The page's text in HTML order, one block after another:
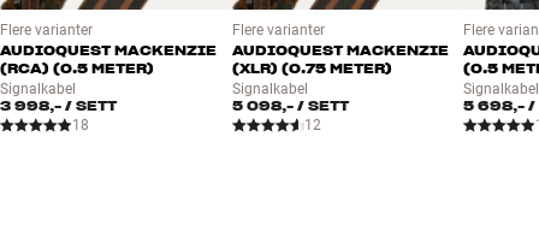
Utgangseffekt 8 ohm : 2 x 200 watt
Front i aluminium med display
100% separat analog effektdel med 20 x 15A/200W high speed
transistorer
Flere varianter
AUDIOQUEST MACKENZIE
(RCA) (0.5 METER)
Signalkabel
3 998,- / SETT
18
Flere varianter
AUDIOQUEST MACKENZIE
(XLR) (0.75 METER)
Signalkabel
5 098,-/ SETT
12
Flere
(0.5
Signalkabel
5 698,- /